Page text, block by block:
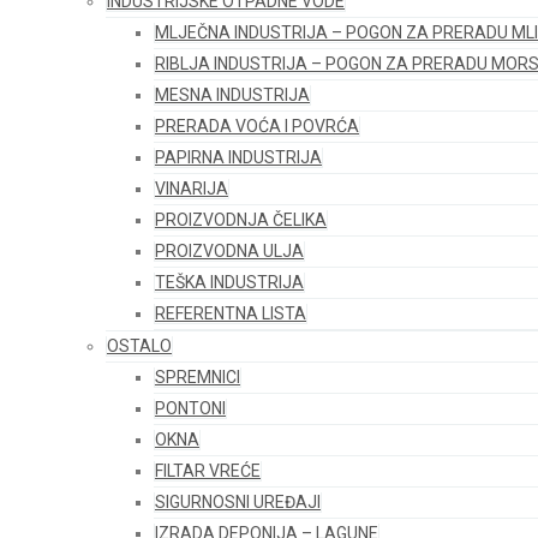
MLJEČNA INDUSTRIJA – POGON ZA PRERADU
RIBLJA INDUSTRIJA – POGON ZA PRERADU
MESNA INDUSTRIJA
PRERADA VOĆA I POVRĆA
PAPIRNA INDUSTRIJA
VINARIJA
PROIZVODNJA ČELIKA
PROIZVODNA ULJA
TEŠKA INDUSTRIJA
REFERENTNA LISTA
OSTALO
SPREMNICI
PONTONI
OKNA
FILTAR VREĆE
SIGURNOSNI UREĐAJI
IZRADA DEPONIJA – LAGUNE